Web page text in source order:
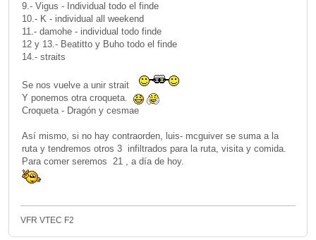
9.- Vigus - Individual todo el finde
10.- K - individual all weekend
11.- damohe - individual todo finde
12 y 13.- Beatitto y Buho todo el finde
14.- straits
Se nos vuelve a unir strait
Y ponemos otra croqueta.
Croqueta - Dragón y cesmae
Así mismo, si no hay contraorden, luis- mcguiver se suma a la
ruta y tendremos otros 3 infiltrados para la ruta, visita y comida.
Para comer seremos 21 , a día de hoy.
VFR VTEC F2